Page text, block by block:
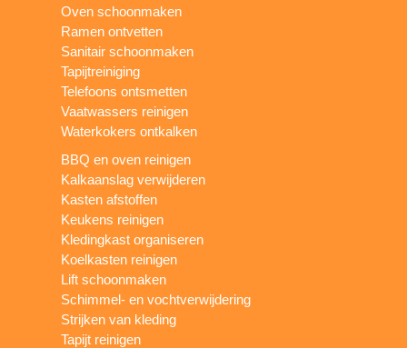
Oven schoonmaken
Ramen ontvetten
Sanitair schoonmaken
Tapijtreiniging
Telefoons ontsmetten
Vaatwassers reinigen
Waterkokers ontkalken
BBQ en oven reinigen
Kalkaanslag verwijderen
Kasten afstoffen
Keukens reinigen
Kledingkast organiseren
Koelkasten reinigen
Lift schoonmaken
Schimmel- en vochtverwijdering
Strijken van kleding
Tapijt reinigen